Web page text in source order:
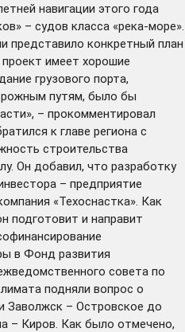
навигации этого года
– судов класса «река-море».
представило конкретный план
имеет хорошие
грузового порта,
путям, было бы
– прокомментировал
к главе региона с
строительства
Он добавил, что разработку
– предприятие
«Техоснастка». Как
подготовит и направит
в Фонд развития
совета по
подняли вопрос о
Заволжск – Островское до
– Киров. Как было отмечено,